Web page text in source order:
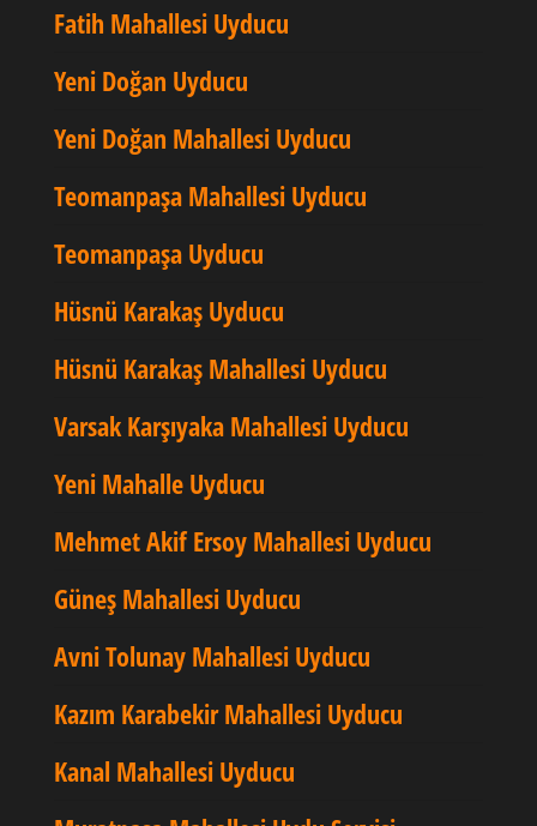
Fatih Mahallesi Uyducu
Yeni Doğan Uyducu
Yeni Doğan Mahallesi Uyducu
Teomanpaşa Mahallesi Uyducu
Teomanpaşa Uyducu
Hüsnü Karakaş Uyducu
Hüsnü Karakaş Mahallesi Uyducu
Varsak Karşıyaka Mahallesi Uyducu
Yeni Mahalle Uyducu
Mehmet Akif Ersoy Mahallesi Uyducu
Güneş Mahallesi Uyducu
Avni Tolunay Mahallesi Uyducu
Kazım Karabekir Mahallesi Uyducu
Kanal Mahallesi Uyducu